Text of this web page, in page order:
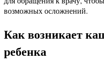
возможных осложнений.
Как возникает
ребенка